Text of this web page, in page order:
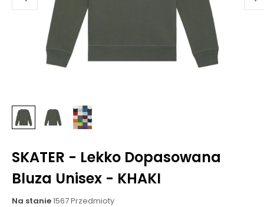
SKATER - Lekko Dopasowana
Bluza Unisex - KHAKI
Na stanie1567 Przedmioty